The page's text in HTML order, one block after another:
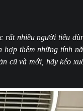
rất nhiều người tiêu
thêm những tính
cũ và mới, hãy kéo